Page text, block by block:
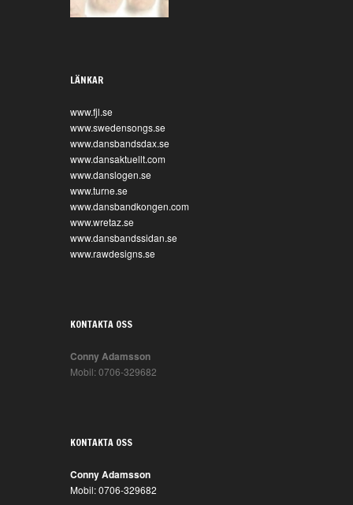
LÄNKAR
www.fjl.se
www.swedensongs.se
www.dansbandsdax.se
www.dansaktuellt.com
www.danslogen.se
www.turne.se
www.dansbandkongen.com
www.wretaz.se
www.dansbandssidan.se
www.rawdesigns.se
KONTAKTA OSS
Conny Adamsson
Mobil: 0706-329682
KONTAKTA OSS
Conny Adamsson
Mobil: 0706-329682